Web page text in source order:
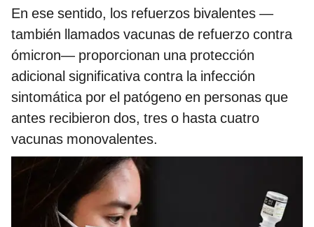
En ese sentido, los refuerzos bivalentes —
también llamados vacunas de refuerzo contra
ómicron— proporcionan una protección
adicional significativa contra la infección
sintomática por el patógeno en personas que
antes recibieron dos, tres o hasta cuatro
vacunas monovalentes.